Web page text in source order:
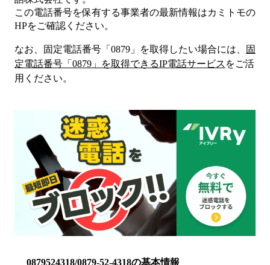
この電話番号を保有する事業者の最新情報はカミトモの
HPをご確認ください。
なお、固定電話番号「 0879 」を取得したい場合には、
固
定電話番号「 0879 」を取得できるIP電話サービス をご活
用ください。
0879524318/0879-52-4318の基本情報